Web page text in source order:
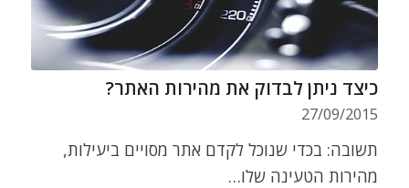
כיצד ניתן לבדוק את מהירות האתר?
27/09/2015
תשובה: בכדי שנוכל לקדם אתר מסויים ביעילות,
מהירות הטעינה שלו…